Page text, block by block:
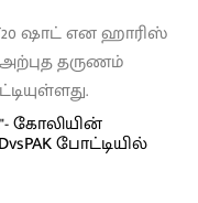
ஷாட் என ஹாரிஸ்
தருணம்